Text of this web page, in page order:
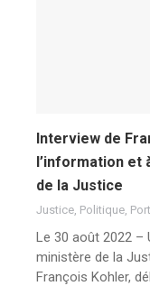
Interview de
l’information et
de la Justice
Justice Politique
Le 30 août 2022 –
ministère de la
François Kohler,